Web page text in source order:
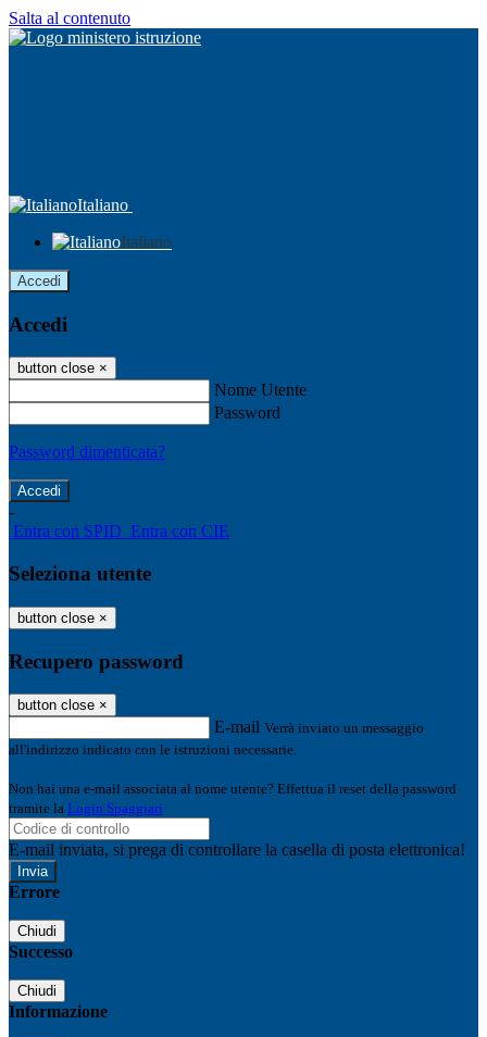
Salta al contenuto
Italiano
Italiano
Accedi
Accedi
button close ×
Nome Utente
Password
Password dimenticata?
-
Entra con SPID Entra con CIE
Seleziona utente
button close ×
Recupero password
button close ×
E-mail Verrà inviato un messaggio
all'indirizzo indicato con le istruzioni necessarie.
Non hai una e-mail associata al nome utente? Effettua il reset della password
tramite la Login Spaggiari
E-mail inviata, si prega di controllare la casella di posta elettronica!
Errore
Chiudi
Successo
Chiudi
Informazione